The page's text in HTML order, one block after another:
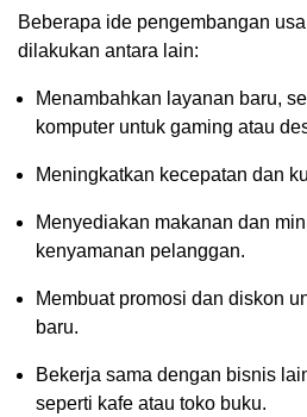
Beberapa ide pengembangan
dilakukan antara lain:
Menambahkan layanan baru,
komputer untuk gaming atau
Meningkatkan kecepatan dan
Menyediakan makanan dan
kenyamanan pelanggan.
Membuat promosi dan diskon
baru.
Bekerja sama dengan bisnis
seperti kafe atau toko buku.